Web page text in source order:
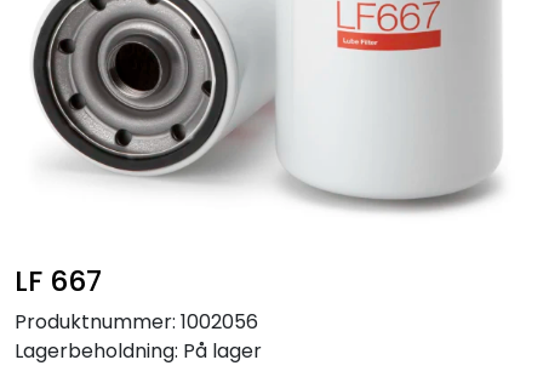
LF 667
Produktnummer: 1002056
Lagerbeholdning: På lager